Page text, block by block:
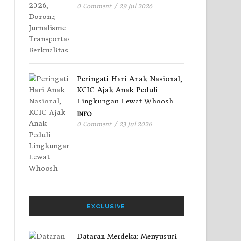
0 Comment / 29 Jul 2026
Peringati Hari Anak Nasional,
KCIC Ajak Anak Peduli
Lingkungan Lewat Whoosh
INFO
0 Comment / 23 Jul 2026
EXCLUSIVE
Dataran Merdeka: Menyusuri